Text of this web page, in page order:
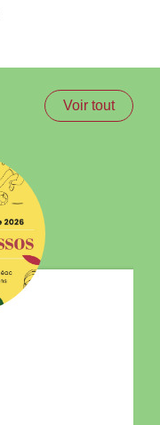
Voir tout